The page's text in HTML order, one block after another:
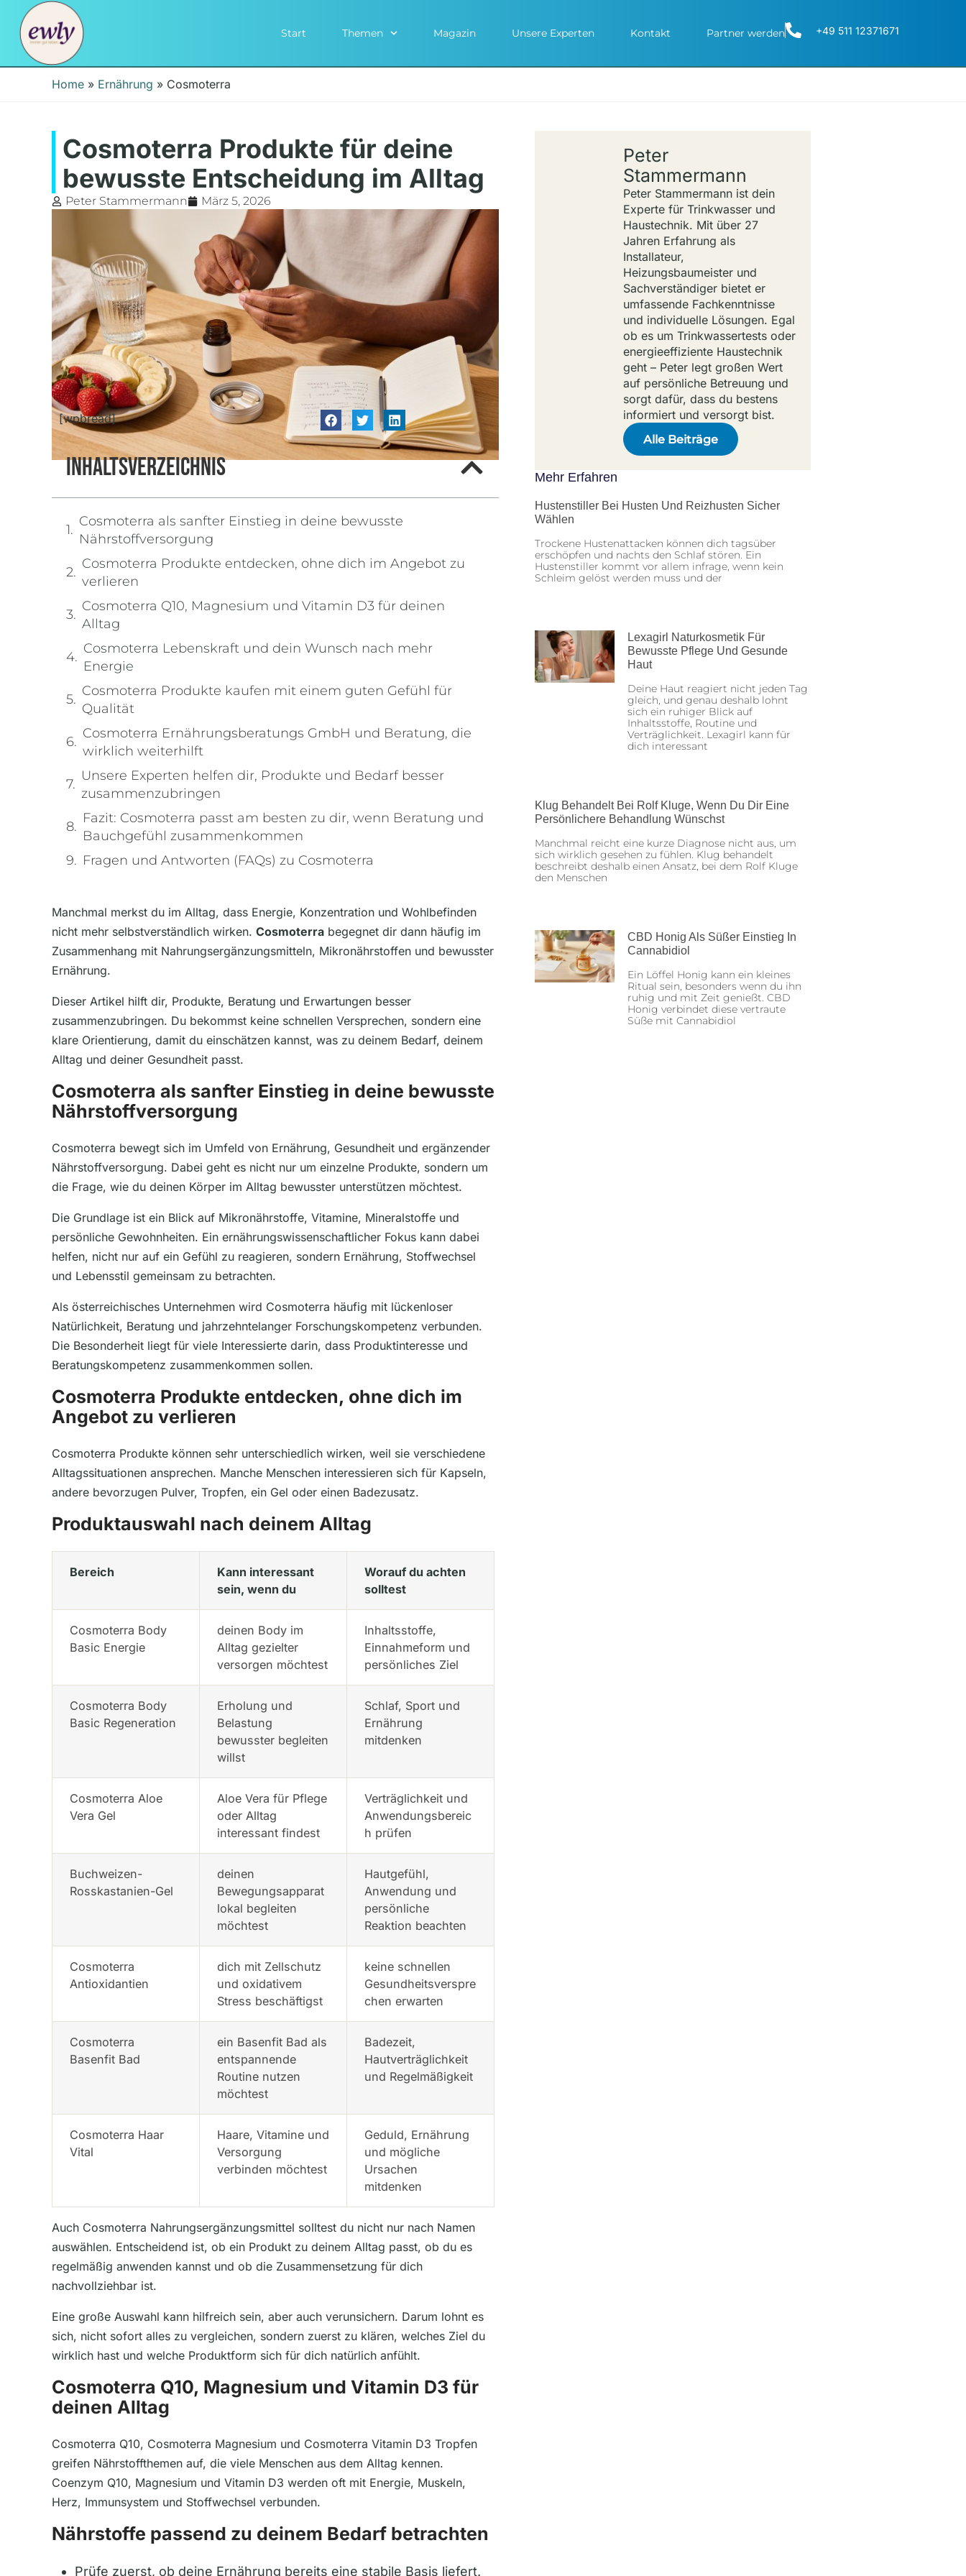
Start Themen Magazin Unsere Experten Kontakt Partner werden +49 511 12371671
Home » Ernährung » Cosmoterra
Cosmoterra Produkte für deine
bewusste Entscheidung im Alltag
Peter Stammermann März 5, 2026
[wpbread]
Inhaltsverzeichnis
Cosmoterra als sanfter Einstieg in deine bewusste
Nährstoffversorgung
Cosmoterra Produkte entdecken, ohne dich im Angebot zu
verlieren
Cosmoterra Q10, Magnesium und Vitamin D3 für deinen
Alltag
Cosmoterra Lebenskraft und dein Wunsch nach mehr
Energie
Cosmoterra Produkte kaufen mit einem guten Gefühl für
Qualität
Cosmoterra Ernährungsberatungs GmbH und Beratung, die
wirklich weiterhilft
Unsere Experten helfen dir, Produkte und Bedarf besser
zusammenzubringen
Fazit: Cosmoterra passt am besten zu dir, wenn Beratung und
Bauchgefühl zusammenkommen
Fragen und Antworten (FAQs) zu Cosmoterra
Manchmal merkst du im Alltag, dass Energie, Konzentration und Wohlbefinden
nicht mehr selbstverständlich wirken. Cosmoterra begegnet dir dann häufig im
Zusammenhang mit Nahrungsergänzungsmitteln, Mikronährstoffen und bewusster
Ernährung.
Dieser Artikel hilft dir, Produkte, Beratung und Erwartungen besser
zusammenzubringen. Du bekommst keine schnellen Versprechen, sondern eine
klare Orientierung, damit du einschätzen kannst, was zu deinem Bedarf, deinem
Alltag und deiner Gesundheit passt.
Cosmoterra als sanfter Einstieg in deine bewusste
Nährstoffversorgung
Cosmoterra bewegt sich im Umfeld von Ernährung, Gesundheit und ergänzender
Nährstoffversorgung. Dabei geht es nicht nur um einzelne Produkte, sondern um
die Frage, wie du deinen Körper im Alltag bewusster unterstützen möchtest.
Die Grundlage ist ein Blick auf Mikronährstoffe, Vitamine, Mineralstoffe und
persönliche Gewohnheiten. Ein ernährungswissenschaftlicher Fokus kann dabei
helfen, nicht nur auf ein Gefühl zu reagieren, sondern Ernährung, Stoffwechsel
und Lebensstil gemeinsam zu betrachten.
Als österreichisches Unternehmen wird Cosmoterra häufig mit lückenloser
Natürlichkeit, Beratung und jahrzehntelanger Forschungskompetenz verbunden.
Die Besonderheit liegt für viele Interessierte darin, dass Produktinteresse und
Beratungskompetenz zusammenkommen sollen.
Cosmoterra Produkte entdecken, ohne dich im
Angebot zu verlieren
Cosmoterra Produkte können sehr unterschiedlich wirken, weil sie verschiedene
Alltagssituationen ansprechen. Manche Menschen interessieren sich für Kapseln,
andere bevorzugen Pulver, Tropfen, ein Gel oder einen Badezusatz.
Produktauswahl nach deinem Alltag
Bereich
Kann interessant
sein, wenn du
Worauf du achten
solltest
Cosmoterra Body
Basic Energie
deinen Body im
Alltag gezielter
versorgen möchtest
Inhaltsstoffe,
Einnahmeform und
persönliches Ziel
Cosmoterra Body
Basic Regeneration
Erholung und
Belastung
bewusster begleiten
willst
Schlaf, Sport und
Ernährung
mitdenken
Cosmoterra Aloe
Vera Gel
Aloe Vera für Pflege
oder Alltag
interessant findest
Verträglichkeit und
Anwendungsbereic
h prüfen
Buchweizen-
Rosskastanien-Gel
deinen
Bewegungsapparat
lokal begleiten
möchtest
Hautgefühl,
Anwendung und
persönliche
Reaktion beachten
Cosmoterra
Antioxidantien
dich mit Zellschutz
und oxidativem
Stress beschäftigst
keine schnellen
Gesundheitsverspre
chen erwarten
Cosmoterra
Basenfit Bad
ein Basenfit Bad als
entspannende
Routine nutzen
möchtest
Badezeit,
Hautverträglichkeit
und Regelmäßigkeit
Cosmoterra Haar
Vital
Haare, Vitamine und
Versorgung
verbinden möchtest
Geduld, Ernährung
und mögliche
Ursachen
mitdenken
Auch Cosmoterra Nahrungsergänzungsmittel solltest du nicht nur nach Namen
auswählen. Entscheidend ist, ob ein Produkt zu deinem Alltag passt, ob du es
regelmäßig anwenden kannst und ob die Zusammensetzung für dich
nachvollziehbar ist.
Eine große Auswahl kann hilfreich sein, aber auch verunsichern. Darum lohnt es
sich, nicht sofort alles zu vergleichen, sondern zuerst zu klären, welches Ziel du
wirklich hast und welche Produktform sich für dich natürlich anfühlt.
Cosmoterra Q10, Magnesium und Vitamin D3 für
deinen Alltag
Cosmoterra Q10, Cosmoterra Magnesium und Cosmoterra Vitamin D3 Tropfen
greifen Nährstoffthemen auf, die viele Menschen aus dem Alltag kennen.
Coenzym Q10, Magnesium und Vitamin D3 werden oft mit Energie, Muskeln,
Herz, Immunsystem und Stoffwechsel verbunden.
Nährstoffe passend zu deinem Bedarf betrachten
Prüfe zuerst, ob deine Ernährung bereits eine stabile Basis liefert.
Peter
Stammermann
Peter Stammermann ist dein
Experte für Trinkwasser und
Haustechnik. Mit über 27
Jahren Erfahrung als
Installateur,
Heizungsbaumeister und
Sachverständiger bietet er
umfassende Fachkenntnisse
und individuelle Lösungen. Egal
ob es um Trinkwassertests oder
energieeffiziente Haustechnik
geht – Peter legt großen Wert
auf persönliche Betreuung und
sorgt dafür, dass du bestens
informiert und versorgt bist.
Alle Beiträge
Mehr Erfahren
Hustenstiller Bei Husten Und Reizhusten Sicher
Wählen
Trockene Hustenattacken können dich tagsüber
erschöpfen und nachts den Schlaf stören. Ein
Hustenstiller kommt vor allem infrage, wenn kein
Schleim gelöst werden muss und der
Lexagirl Naturkosmetik Für
Bewusste Pflege Und Gesunde
Haut
Deine Haut reagiert nicht jeden Tag
gleich, und genau deshalb lohnt
sich ein ruhiger Blick auf
Inhaltsstoffe, Routine und
Verträglichkeit. Lexagirl kann für
dich interessant
Klug Behandelt Bei Rolf Kluge, Wenn Du Dir Eine
Persönlichere Behandlung Wünschst
Manchmal reicht eine kurze Diagnose nicht aus, um
sich wirklich gesehen zu fühlen. Klug behandelt
beschreibt deshalb einen Ansatz, bei dem Rolf Kluge
den Menschen
CBD Honig Als Süßer Einstieg In
Cannabidiol
Ein Löffel Honig kann ein kleines
Ritual sein, besonders wenn du ihn
ruhig und mit Zeit genießt. CBD
Honig verbindet diese vertraute
Süße mit Cannabidiol